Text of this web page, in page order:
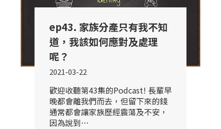
ep43. 家族分產只有我不知
道，我該如何應對及處理
呢？
2021-03-22
歡迎收聽第43集的Podcast! 長輩早
晚都會離我們而去，但留下來的錢
通常都會讓家族歷經震蕩及不安，
因為說到…